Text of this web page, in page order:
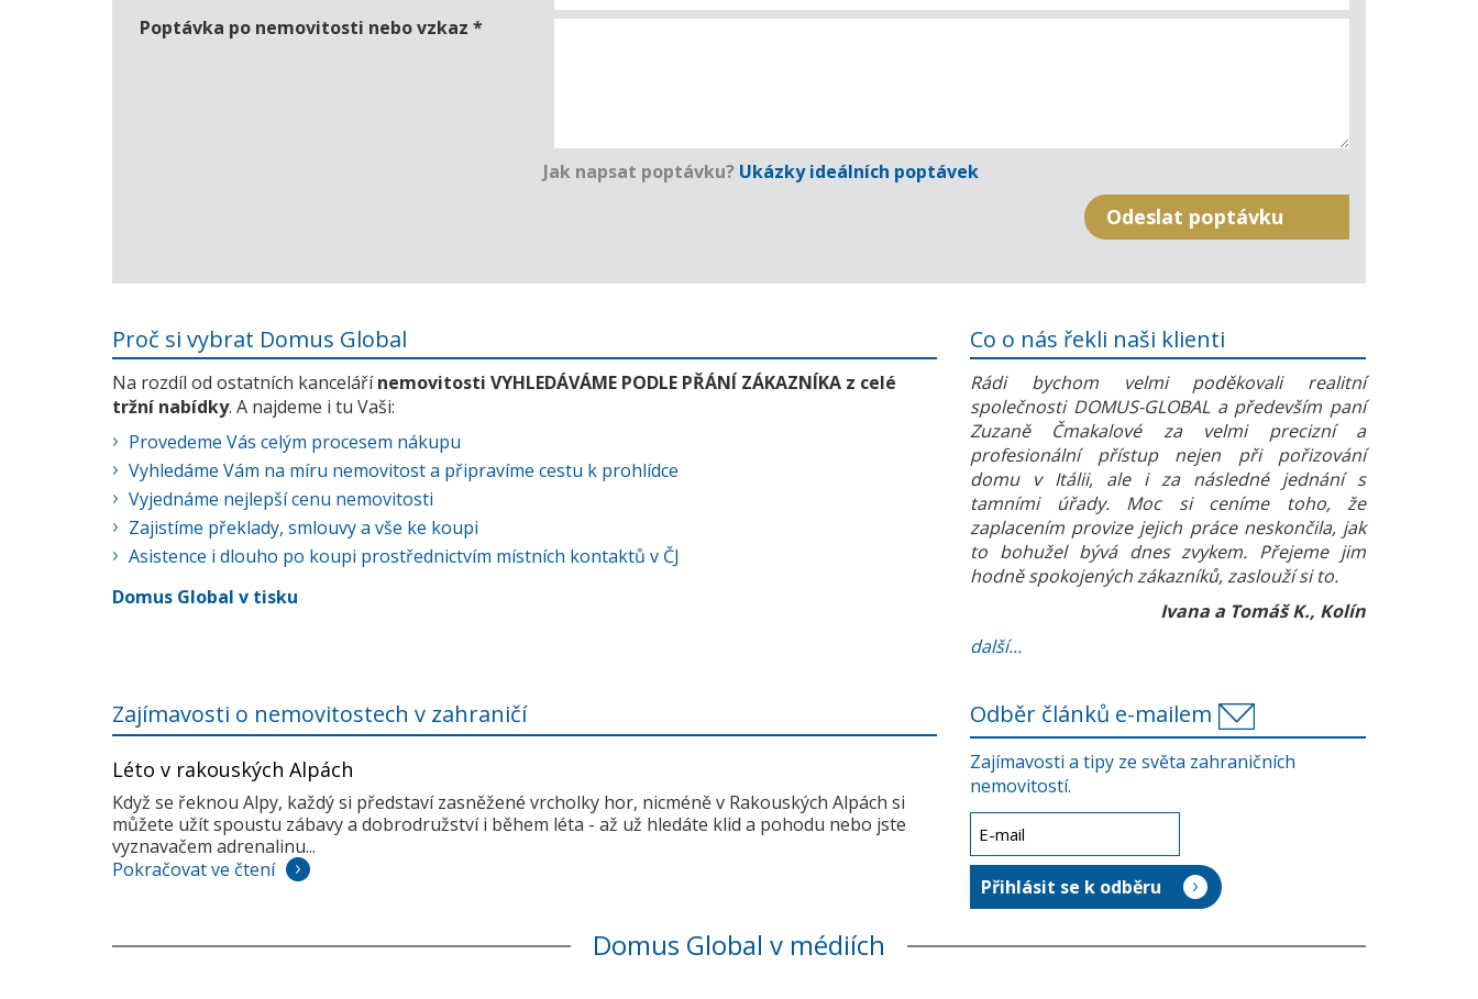
Poptávka po nemovitosti nebo vzkaz *
Jak napsat poptávku? Ukázky ideálních poptávek
Proč si vybrat Domus Global
Na rozdíl od ostatních kancelářínemovitosti VYHLEDÁVÁME PODLE PŘÁNÍ ZÁKAZNÍKA z celé
tržní nabídky. A najdeme i tu Vaši:
Provedeme Vás celým procesem nákupu
Vyhledáme Vám na míru nemovitost a připravíme cestu k prohlídce
Vyjednáme nejlepší cenu nemovitosti
Zajistíme překlady, smlouvy a vše ke koupi
Asistence i dlouho po koupi prostřednictvím místních kontaktů v ČJ
Domus Global v tisku
Co o nás řekli naši klienti
Rádi bychom velmi poděkovali realitní
společnosti DOMUS-GLOBAL a především paní
Zuzaně Čmakalové za velmi precizní a
profesionální přístup nejen při pořizování
domu v Itálii, ale i za následné jednání s
tamními úřady. Moc si ceníme toho, že
zaplacením provize jejich práce neskončila, jak
to bohužel bývá dnes zvykem. Přejeme jim
hodně spokojených zákazníků, zaslouží si to.
Ivana a Tomáš K., Kolín
další...
Zajímavosti o nemovitostech v zahraničí
Léto v rakouských Alpách
Když se řeknou Alpy, každý si představí zasněžené vrcholky hor, nicméně v Rakouských Alpách si
můžete užít spoustu zábavy a dobrodružství i během léta - až už hledáte klid a pohodu nebo jste
vyznavačem adrenalinu...
Pokračovat ve čtení
Odběr článků e-mailem
Zajímavosti a tipy ze světa zahraničních
nemovitostí.
Domus Global v médiích